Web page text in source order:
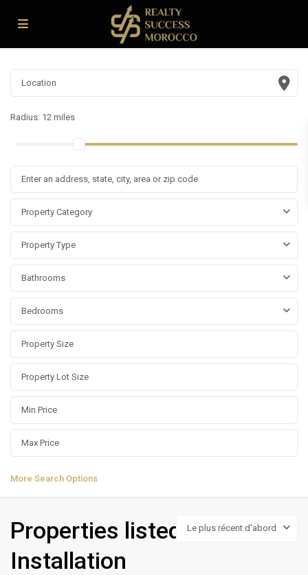
Radius: 12 miles
Property Category
Property Type
Bathrooms
Bedrooms
More Search Options
Le plus récent d'abord
Properties listed in
Installation